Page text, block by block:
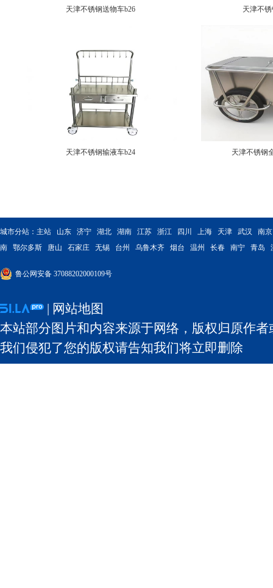
天津不锈钢送物车b26 天津不
天津不锈钢输液车b24 天津不锈钢
城市分站： 主站 山东 济宁 湖北 湖南 江苏 浙江 四川 上海 天津 武汉
南京
南
鄂尔多斯 唐山 石家庄 无锡 台州 乌鲁木齐 烟台 温州 长春 南宁 青岛
鲁公网安备 37088202000109号
| 网站地图
本站部分图片和内容来源于网络，版权归原作
我们侵犯了您的版权请告知我们将立即删除